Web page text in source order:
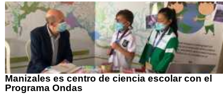
Manizales es centro de ciencia escolar con el
Programa Ondas